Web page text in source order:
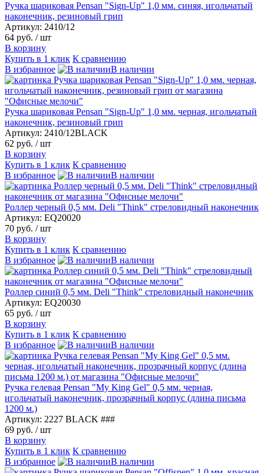
Ручка шариковая Pensan "Sign-Up" 1,0 мм. синяя, игольчатый
наконечник, резиновый грип
Артикул: 2410/12
64 руб. / шт
В корзину
Купить в 1 клик К сравнению
В избранное
В наличии
Ручка шариковая Pensan "Sign-Up" 1,0 мм. черная, игольчатый
наконечник, резиновый грип
Артикул: 2410/12BLACK
62 руб. / шт
В корзину
Купить в 1 клик К сравнению
В избранное
В наличии
Роллер черный 0,5 мм. Deli "Think" стреловидный наконечник
Артикул: EQ20020
70 руб. / шт
В корзину
Купить в 1 клик К сравнению
В избранное
В наличии
Роллер синий 0,5 мм. Deli "Think" стреловидный наконечник
Артикул: EQ20030
65 руб. / шт
В корзину
Купить в 1 клик К сравнению
В избранное
В наличии
Ручка гелевая Pensan "My King Gel" 0,5 мм. черная,
игольчатый наконечник, прозрачный корпус (длина письма
1200 м.)
Артикул: 2227 BLACK ###
69 руб. / шт
В корзину
Купить в 1 клик К сравнению
В избранное
В наличии